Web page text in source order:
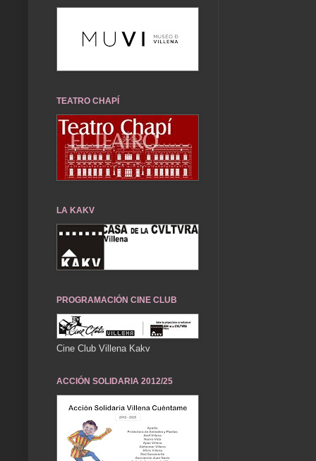
TEATRO CHAPÍ
LA KAKV
PROGRAMACIÓN CINE CLUB
Cine Club Villena Kakv
ACCIÓN SOLIDARIA 2012/25